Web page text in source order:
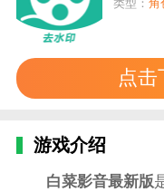
类型：角
点击
游戏介绍
白菜影音最新版